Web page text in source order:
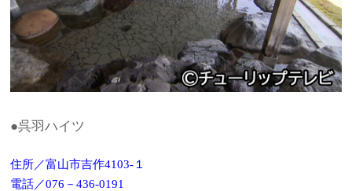
●呉羽ハイツ
住所／富山市吉作4103‐１
電話／076－436‐0191